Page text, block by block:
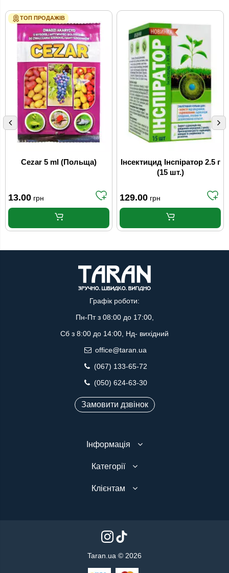
ТОП ПРОДАЖІВ
Cezar 5 ml (Польща)
13.00 грн
Інсектицид Інспіратор 2.5 г
(15 шт.)
129.00 грн
Графік роботи:
Пн-Пт з 08:00 до 17:00,
Сб з 8:00 до 14:00, Нд- вихідний
office@taran.ua
(067) 133-65-72
(050) 624-63-30
Замовити дзвінок
Інформація
Категорії
Клієнтам
Taran.ua © 2026